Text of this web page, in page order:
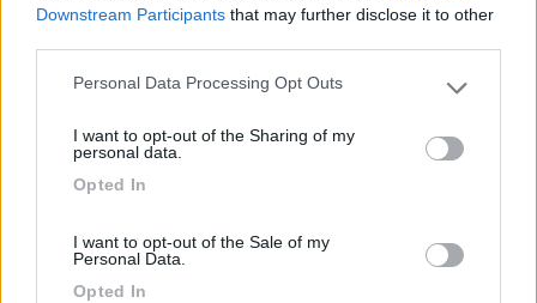
Downstream Participants that may further disclose it to other
Please note that this website/app uses one or more Google
not limited to your visit or usage behaviour. You may click to
grant or deny consent to Google and its third-party tags to
use your data for below specified purposes in below Google
Personal Data Processing Opt Outs
I want to opt-out of the Sharing of my
personal data.
Opted In
I want to opt-out of the Sale of my
Personal Data.
Opted In
Marina di Grosseto (GR) - 5.8km